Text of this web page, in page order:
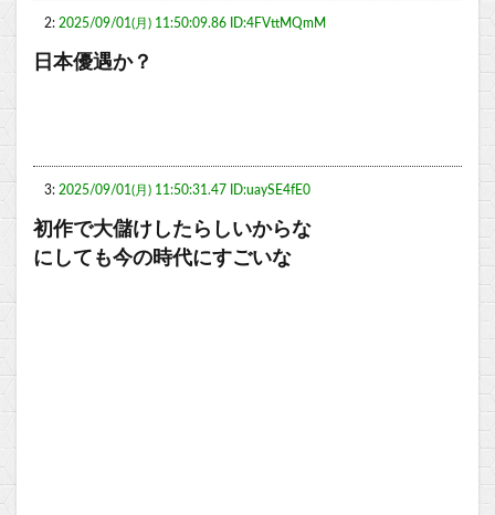
2: 2025/09/01(月) 11:50:09.86 ID:4FVttMQmM
日本優遇か？
3: 2025/09/01(月) 11:50:31.47 ID:uaySE4fE0
初作で大儲けしたらしいからな
にしても今の時代にすごいな